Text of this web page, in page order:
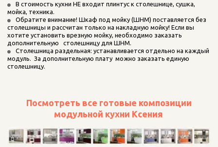
В стоимость кухни НЕ входит плинтус к столешнице, сушка,
мойка, техника.
Обратите внимание! Шкаф под мойку (ШНМ) поставляется без
столешницы и рассчитан только на накладную мойку! Если вы
хотите установить врезную мойку, необходимо заказать
дополнительную   столешницу для ШНМ.
Столешница раздельная: устанавливается отдельно на каждый
модуль.  За дополнительную плату  можно заказать единую
столешницу.
Посмотреть все готовые композиции
модульной кухни Ксения